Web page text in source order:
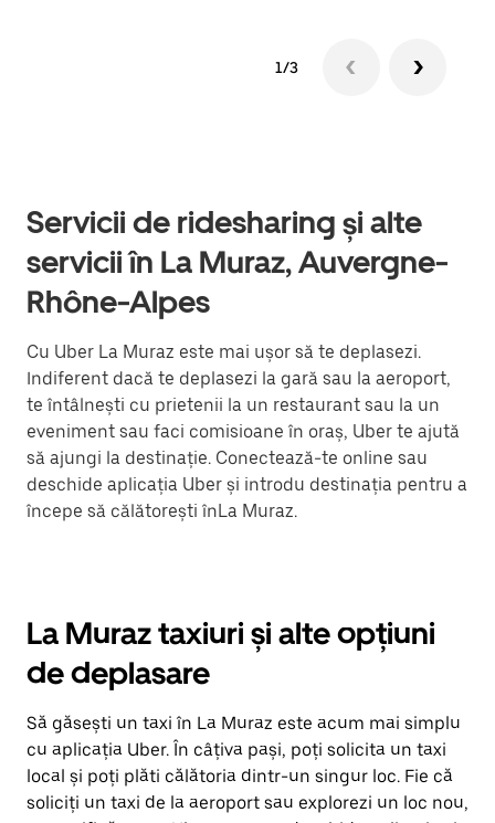
1/3
Servicii de ridesharing și alte
servicii în La Muraz, Auvergne-
Rhône-Alpes
Cu Uber La Muraz este mai ușor să te deplasezi.
Indiferent dacă te deplasezi la gară sau la aeroport,
te întâlnești cu prietenii la un restaurant sau la un
eveniment sau faci comisioane în oraș, Uber te ajută
să ajungi la destinație. Conectează-te online sau
deschide aplicația Uber și introdu destinația pentru a
începe să călătorești înLa Muraz.
La Muraz taxiuri și alte opțiuni
de deplasare
Să găsești un taxi în La Muraz este acum mai simplu
cu aplicația Uber. În câțiva pași, poți solicita un taxi
local și poți plăti călătoria dintr-un singur loc. Fie că
soliciți un taxi de la aeroport sau explorezi un loc nou,